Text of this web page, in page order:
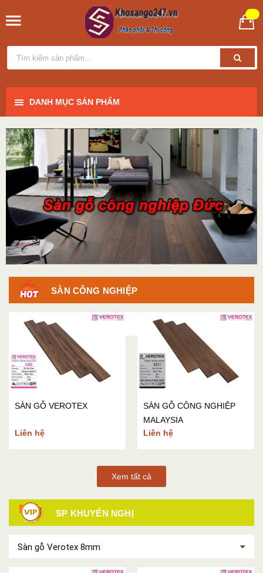
DANH MỤC SẢN PHẨM
SÀN CÔNG NGHIỆP
SÀN GỖ MALAYSIA
SÀN GỖ VEROTEX
Liên hệ
SÀN GỖ CÔNG NGHIỆP
MALAYSIA
Liên hệ
Xem tất cả
SP KHUYẾN NGHỊ
Sàn gỗ Verotex 8mm